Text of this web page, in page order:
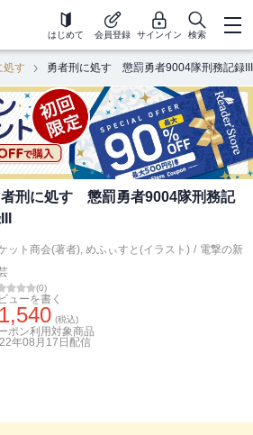
はじめて 会員登録 サインイン 検索
処す 勇者刑に処す 懲罰勇者9004隊刑務記録III
者刑に処す 懲罰勇者9004隊刑務記
ット商会(著者), めふぃすと(イラスト) / 電撃の新
(0)
ューを書く
(税込)
ポン利用対象商品
年08月17日 配信